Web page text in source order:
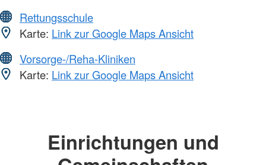
Rettungsschule
Karte: Link zur Google Maps Ansicht
Vorsorge-/Reha-Kliniken
Karte: Link zur Google Maps Ansicht
Einrichtungen und